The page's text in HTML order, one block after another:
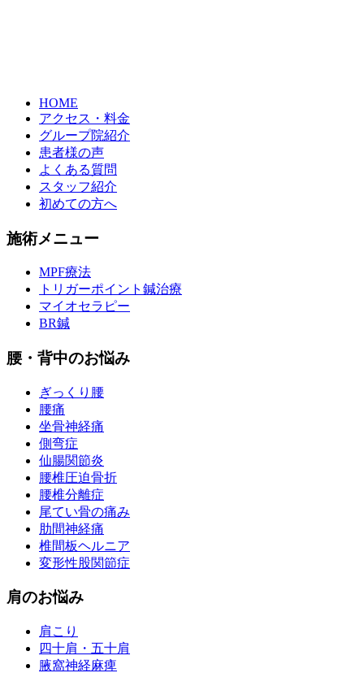
HOME
アクセス・料金
グループ院紹介
患者様の声
よくある質問
スタッフ紹介
初めての方へ
施術メニュー
MPF療法
トリガーポイント鍼治療
マイオセラピー
BR鍼
腰・背中のお悩み
ぎっくり腰
腰痛
坐骨神経痛
側弯症
仙腸関節炎
腰椎圧迫骨折
腰椎分離症
尾てい骨の痛み
肋間神経痛
椎間板ヘルニア
変形性股関節症
肩のお悩み
肩こり
四十肩・五十肩
腋窩神経麻痺